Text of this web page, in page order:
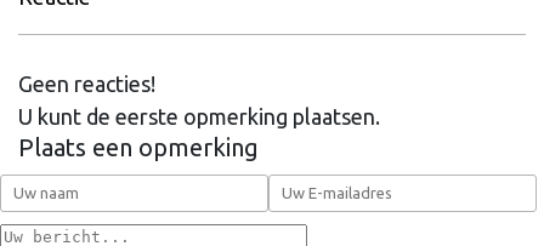
Geen reacties!
U kunt de eerste opmerking plaatsen.
Plaats een opmerking